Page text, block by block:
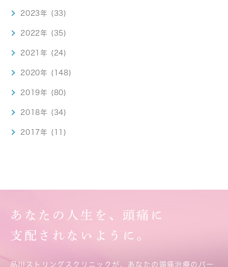
2023年 (33)
2022年 (35)
2021年 (24)
2020年 (148)
2019年 (80)
2018年 (34)
2017年 (11)
あなたの人生を、頭痛に
支配されないように。
品川ストリングスクリニックが、あなたの頭痛治療のパー